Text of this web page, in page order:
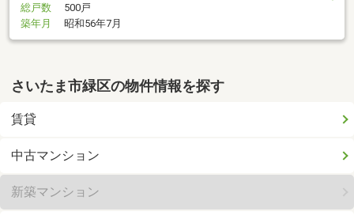
総戸数
500戸
築年月
昭和56年7月
さいたま市緑区の物件情報を探す
賃貸
中古マンション
新築マンション